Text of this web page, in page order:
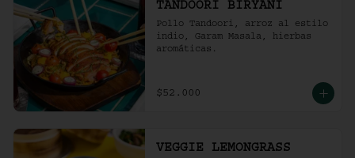
TANDOORI BIRYANI
Pollo Tandoori, arroz al estilo
indio, Garam Masala, hierbas
aromáticas.
$52.000
VEGGIE LEMONGRASS